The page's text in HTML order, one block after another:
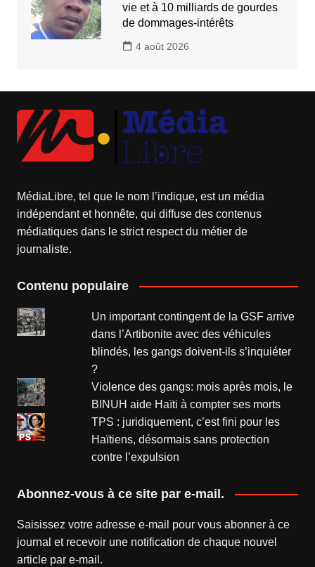
vie et à 10 milliards de gourdes
de dommages-intérêts
4 août 2026
MédiaLibre, tel que le nom l’indique, est un média
indépendant et honnête, qui diffuse des contenus
médiatiques dans le strict respect du métier de
journaliste.
Contenu populaire
Un important contingent de la GSF arrive
dans l’Artibonite avec des véhicules
blindés, les gangs doivent-ils s’inquiéter
?
Violence des gangs: mois après mois, le
BINUH aide Haïti à compter ses morts
TPS : juridiquement, c’est fini pour les
Haïtiens, désormais sans protection
contre l’expulsion
Abonnez-vous à ce site par e-mail.
Saisissez votre adresse e-mail pour vous abonner à ce
journal et recevoir une notification de chaque nouvel
article par e-mail.